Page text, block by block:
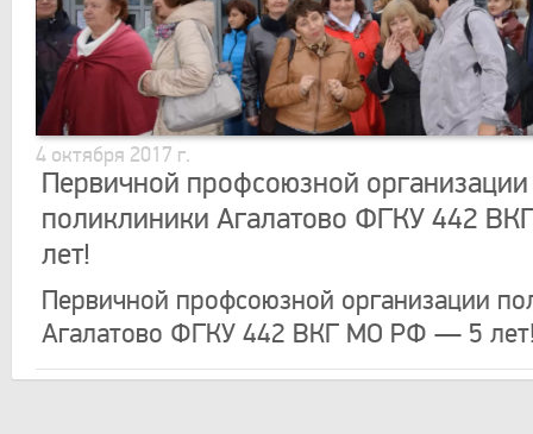
4 октября 2017 г.
Первичной профсоюзной организации
поликлиники Агалатово ФГКУ 442
лет!
Первичной профсоюзной организации
Агалатово ФГКУ 442 ВКГ МО РФ — 5